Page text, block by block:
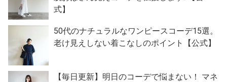
式】
50代のナチュラルなワンピースコーデ15選。
老け見えしない着こなしのポイント【公式】
【毎日更新】明日のコーデで悩まない！ マネ